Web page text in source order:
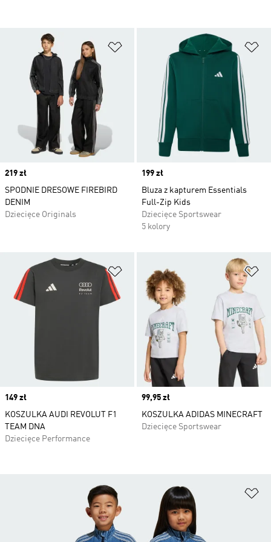
Dodaj do listy życzeń
Price
219 zł
SPODNIE DRESOWE FIREBIRD
DENIM
Dziecięce Originals
Price
199 zł
Bluza z kapturem Essentials
Full-Zip Kids
Dziecięce Sportswear
5 kolory
Dodaj do listy życzeń
Price
149 zł
KOSZULKA AUDI REVOLUT F1
TEAM DNA
Dziecięce Performance
Price
99,95 zł
KOSZULKA ADIDAS MINECRAFT
Dziecięce Sportswear